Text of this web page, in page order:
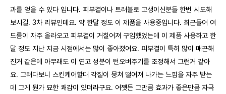
과를 얻을 수 있다 입니다. 피부결이나 트러블로 고생이신분들 한번 시도해
보시길. 3차 리뷰인데요. 약 한달 정도 이 제품을 사용중입니다. 최근들어 여
드름이 자주 올라오고 피부결이 거칠어져 구입했었는데 이 제품 사용하고 한
달 정도 지난 지금 시점에서는 많이 좋아졌어요. 피부결이 특히 많이 매끈해
진거 같은데 아무래도 이 연고 성분이 턴오버주기를 조정해서 그런거 같아
요. 그러다보니 스킨케어할때 각질이 뭉쳐 떨어져 나가는 느낌을 자주 받는
데 그게 뭔가 묘한 쾌감이 있더라구요. 어쨋든 그만큼 효과가 좋은만큼 자극